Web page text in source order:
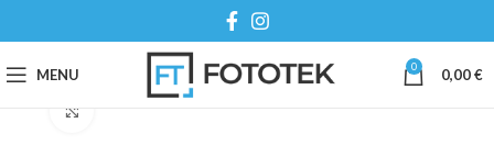
MENU 0 0,00€